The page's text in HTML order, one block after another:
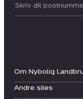
Om Nybolig
Andre sites
Postnummer